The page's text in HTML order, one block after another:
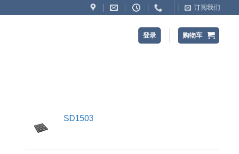
订阅我们
登录 购物车
SD1503